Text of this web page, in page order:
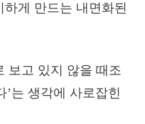
게 만드는 내면화된
보고 있지 않을 때조
’는 생각에 사로잡힌